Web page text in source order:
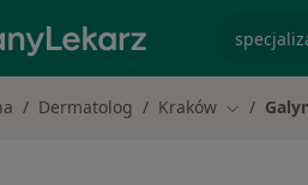
Dermatolog Kraków Zmień